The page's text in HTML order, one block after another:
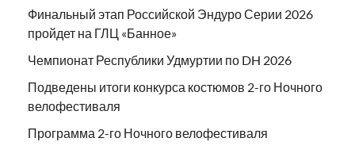
Финальный этап Российской Эндуро Серии 2026
пройдет на ГЛЦ «Банное»
Чемпионат Республики Удмуртии по DH 2026
Подведены итоги конкурса костюмов 2-го Ночного
велофестиваля
Программа 2-го Ночного велофестиваля